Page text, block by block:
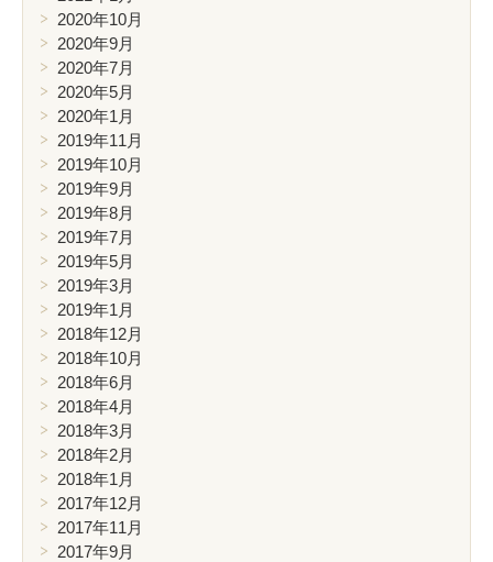
2020年10月
2020年9月
2020年7月
2020年5月
2020年1月
2019年11月
2019年10月
2019年9月
2019年8月
2019年7月
2019年5月
2019年3月
2019年1月
2018年12月
2018年10月
2018年6月
2018年4月
2018年3月
2018年2月
2018年1月
2017年12月
2017年11月
2017年9月